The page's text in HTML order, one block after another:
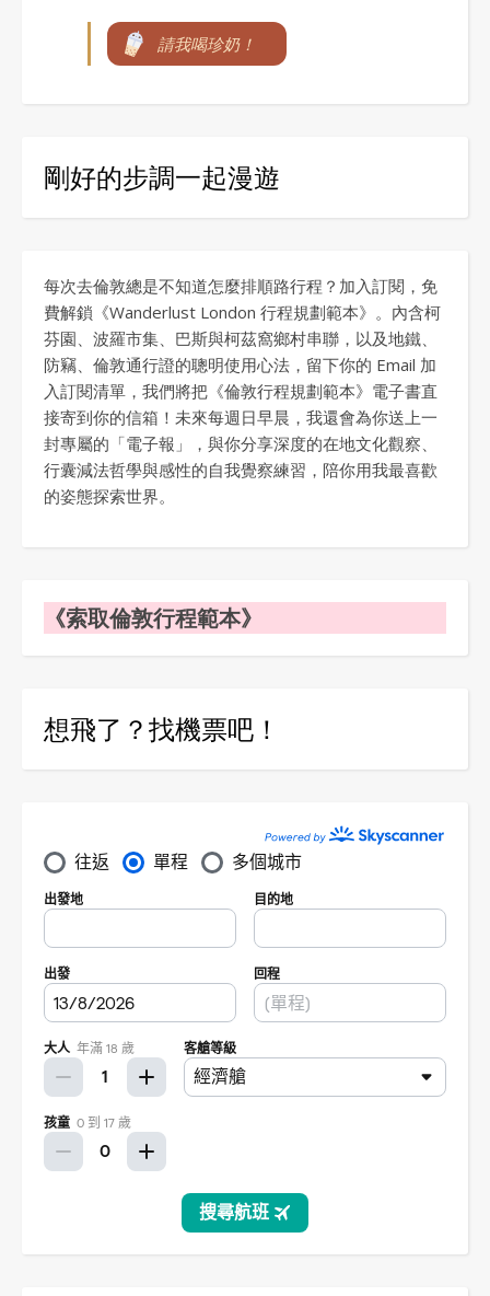
請我喝珍奶！
剛好的步調一起漫遊
每次去倫敦總是不知道怎麼排順路行程？加入訂閱，免
費解鎖《Wanderlust London 行程規劃範本》。內含柯
芬園、波羅市集、巴斯與柯茲窩鄉村串聯，以及地鐵、
防竊、倫敦通行證的聰明使用心法，留下你的 Email 加
入訂閱清單，我們將把《倫敦行程規劃範本》電子書直
接寄到你的信箱！未來每週日早晨，我還會為你送上一
封專屬的「電子報」，與你分享深度的在地文化觀察、
行囊減法哲學與感性的自我覺察練習，陪你用我最喜歡
的姿態探索世界。
《索取倫敦行程範本》
想飛了？找機票吧！